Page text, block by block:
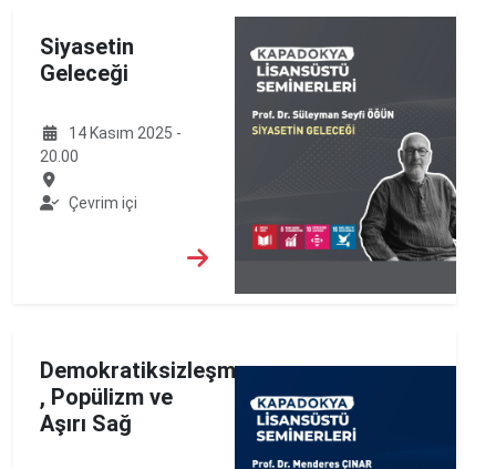
Siyasetin
Geleceği
14 Kasım 2025 -
20.00
Çevrim içi
Demokratiksizleşme
, Popülizm ve
Aşırı Sağ